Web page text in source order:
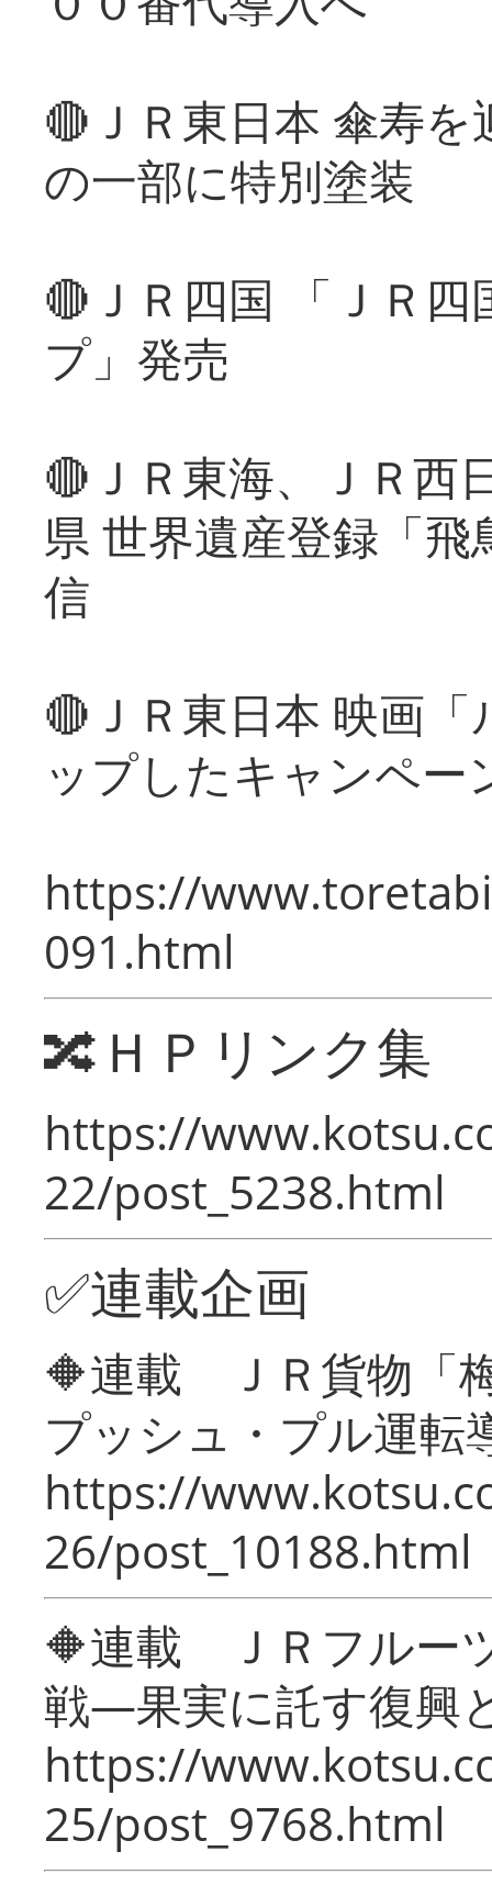
🔴ＪＲ東日本 傘寿
の一部に特別塗装
🔴ＪＲ四国 「ＪＲ
プ」発売
🔴ＪＲ東海、ＪＲ西
県 世界遺産登録「
信
🔴ＪＲ東日本 映画
ップしたキャンペー
https://
091.html
🔀ＨＰリンク集
https://
22/post_5238.html
✅連載企画
🔶連載 ＪＲ貨物「
プッシュ・プル運転
https://
26/post_10188.html
🔶連載 ＪＲフルー
戦―果実に託す復興
https://
25/post_9768.html